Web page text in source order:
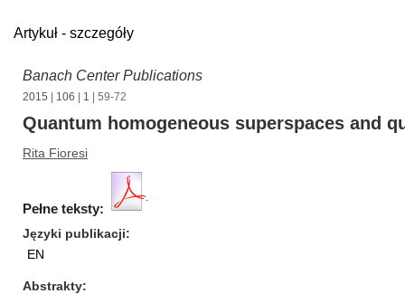
Artykuł - szczegóły
Banach Center Publications
2015 106 1 | 59-72
Quantum homogeneous superspaces and
Rita Fioresi
Pełne teksty:
Języki publikacji
EN
Abstrakty